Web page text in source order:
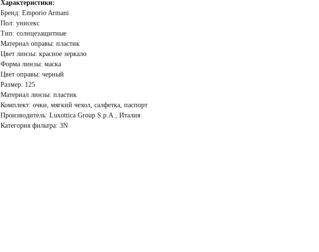
Характеристики:
Бренд: Emporio Armani
Пол: унисекс
Тип: солнцезащитные
Материал оправы: пластик
Цвет линзы: красное зеркало
Форма линзы: маска
Цвет оправы: черный
Размер: 125
Материал линзы: пластик
Комплект: очки, мягкий чехол, салфетка, паспорт
Производитель: Luxottica Group S.p.A., Италия
Категория фильтра: 3N